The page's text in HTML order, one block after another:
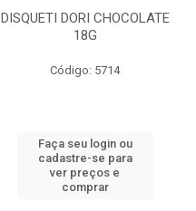
DISQUETI DORI CHOCOLATE
18G
Código: 5714
Faça seu login ou
cadastre-se para
ver preços e
comprar